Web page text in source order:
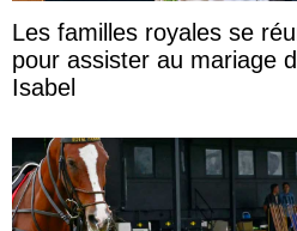
Les familles royales se
pour assister au mariage
Isabel